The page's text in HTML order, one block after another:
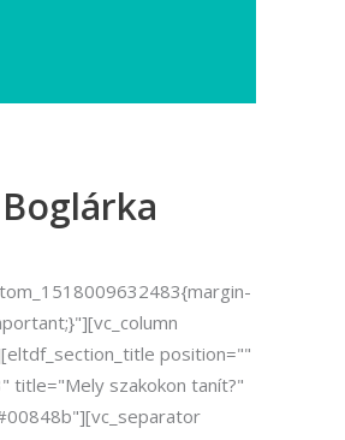
position=""
title="Mely szakokon tanít?"